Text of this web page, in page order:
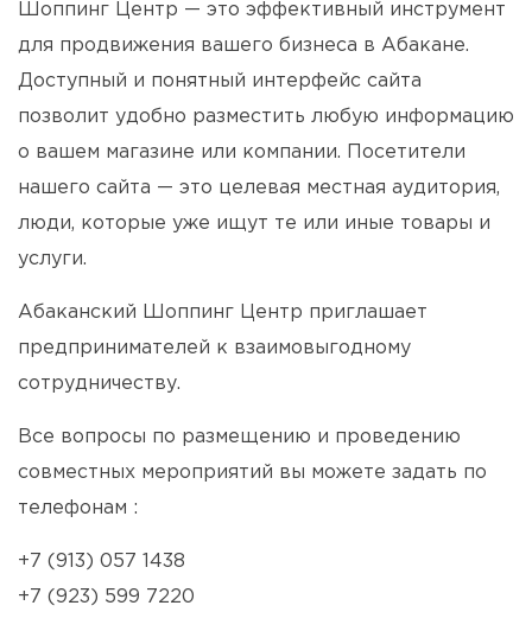
Шоппинг Центр — это эффективный инструмент
для продвижения вашего бизнеса в Абакане.
Доступный и понятный интерфейс сайта
позволит удобно разместить любую информацию
о вашем магазине или компании. Посетители
нашего сайта — это целевая местная аудитория,
люди, которые уже ищут те или иные товары и
услуги.
Абаканский Шоппинг Центр приглашает
предпринимателей к взаимовыгодному
сотрудничеству.
Все вопросы по размещению и проведению
совместных мероприятий вы можете задать по
телефонам :
+7 (913) 057 1438
+7 (923) 599 7220